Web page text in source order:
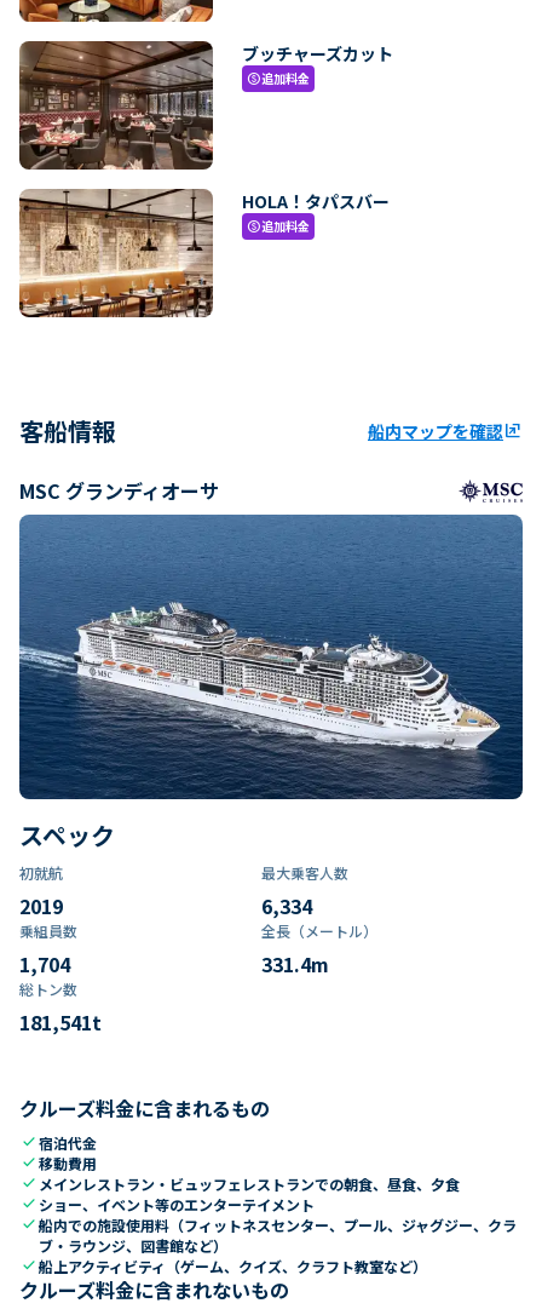
ブッチャーズカット
paid追加料金
HOLA！タパスバー
paid追加料金
客船情報 船内マップを確認ungroup
MSC グランディオーサ
スペック
初就航
2019
最大乗客人数
6,334
乗組員数​
1,704
全長（メートル）
331.4m
総トン数​
181,541t
クルーズ料金に含まれるもの
check宿泊代金
check移動費用
check メインレストラン・ビュッフェレストランでの朝食、昼食、夕食
check ショー、イベント等のエンターテイメント
check船内での施設使用料（フィットネスセンター、プール、ジャグジー、クラ
ブ・ラウンジ、図書館など）
check船上アクティビティ（ゲーム、クイズ、クラフト教室など）
クルーズ料金に含まれないもの